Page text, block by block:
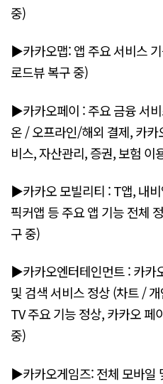
중)
▶카카오맵: 앱 주요 서비스
로드뷰 복구 중)
▶카카오페이 : 주요 금융 서
온 / 오프라인/해외 결제, 카
비스, 자산관리, 증권, 보험 이
▶카카오 모빌리티 : T앱, 내
픽커앱 등 주요 앱 기능 전체
구 중)
▶카카오엔터테인먼트 : 카카
및 검색 서비스 정상 (차트 /
TV 주요 기능 정상, 카카오 페
중)
▶카카오게임즈: 전체 모바일